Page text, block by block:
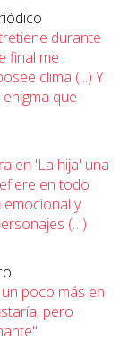
durante
final me
clima (...) Y
que
en 'La hija' una
en todo
y
(…)
poco más en
pero